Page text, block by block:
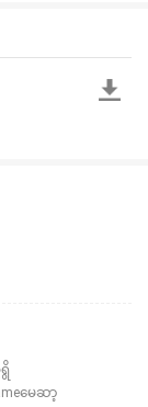
Panda Run
မေဆာ့